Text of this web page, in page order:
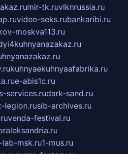
mir-tk.ruvlknrussia.ru
video-seks.rubankaribi.ru
moskva113.ru
kuhnyaekuhnyaafabrika.ru
e-abis1c.ru
services.rudark-sand.ru
legion.rusib-archives.ru
venda-festival.ru
lab-msk.ru1-mus.ru